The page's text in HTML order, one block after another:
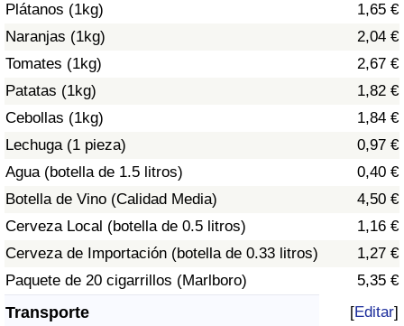
Plátanos (1kg)
1,65 €
Naranjas (1kg)
2,04 €
Tomates (1kg)
2,67 €
Patatas (1kg)
1,82 €
Cebollas (1kg)
1,84 €
Lechuga (1 pieza)
0,97 €
Agua (botella de 1.5 litros)
0,40 €
Botella de Vino (Calidad Media)
4,50 €
Cerveza Local (botella de 0.5 litros)
1,16 €
Cerveza de Importación (botella de 0.33 litros)
1,27 €
Paquete de 20 cigarrillos (Marlboro)
5,35 €
Transporte [Editar]
Índice de Contaminación (Actual)
Índice de contaminación
Índice de Contaminación por País
Tráfico
Índice de Tráfico
Índice de Tráfico (Actual)
Índice de Tráfico por País